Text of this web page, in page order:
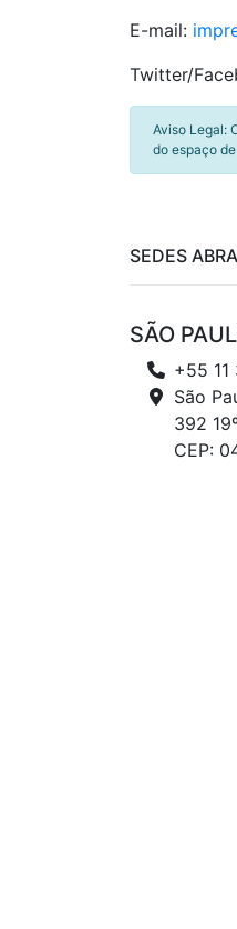
E-mail:
Twitter/
Aviso Legal:
do espaço
SEDES
SÃO
+55
São
392
CEP: